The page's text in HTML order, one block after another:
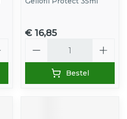
€ 16,85
Bestel